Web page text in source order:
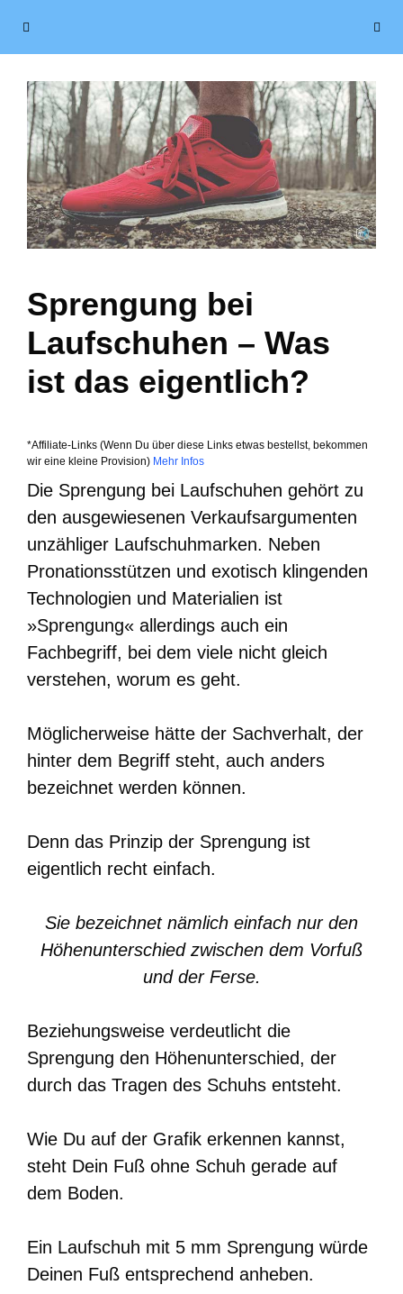
Sprengung bei
Laufschuhen – Was
ist das eigentlich?
*Affiliate-Links (Wenn Du über diese Links etwas bestellst, bekommen
wir eine kleine Provision) Mehr Infos
Die Sprengung bei Laufschuhen gehört zu
den ausgewiesenen Verkaufsargumenten
unzähliger Laufschuhmarken. Neben
Pronationsstützen und exotisch klingenden
Technologien und Materialien ist
»Sprengung« allerdings auch ein
Fachbegriff, bei dem viele nicht gleich
verstehen, worum es geht.
Möglicherweise hätte der Sachverhalt, der
hinter dem Begriff steht, auch anders
bezeichnet werden können.
Denn das Prinzip der Sprengung ist
eigentlich recht einfach.
Sie bezeichnet nämlich einfach nur den
Höhenunterschied zwischen dem Vorfuß
und der Ferse.
Beziehungsweise verdeutlicht die
Sprengung den Höhenunterschied, der
durch das Tragen des Schuhs entsteht.
Wie Du auf der Grafik erkennen kannst,
steht Dein Fuß ohne Schuh gerade auf
dem Boden.
Ein Laufschuh mit 5 mm Sprengung würde
Deinen Fuß entsprechend anheben.